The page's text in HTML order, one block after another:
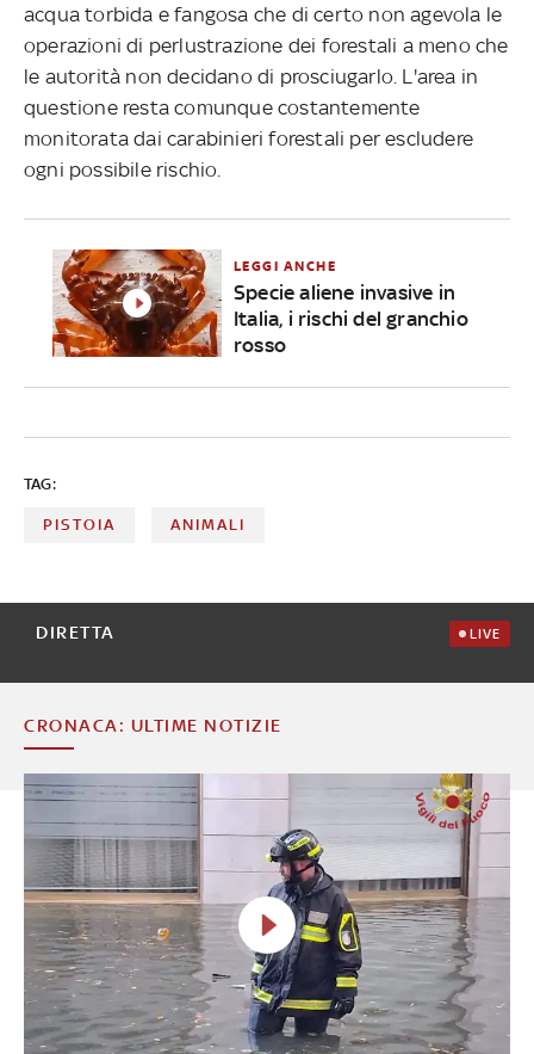
acqua torbida e fangosa che di certo non agevola le
operazioni di perlustrazione dei forestali a meno che
le autorità non decidano di prosciugarlo. L'area in
questione resta comunque costantemente
monitorata dai carabinieri forestali per escludere
ogni possibile rischio.
LEGGI ANCHE
Specie aliene invasive in
Italia, i rischi del granchio
rosso
TAG:
PISTOIA ANIMALI
DIRETTA LIVE
CRONACA: ULTIME NOTIZIE